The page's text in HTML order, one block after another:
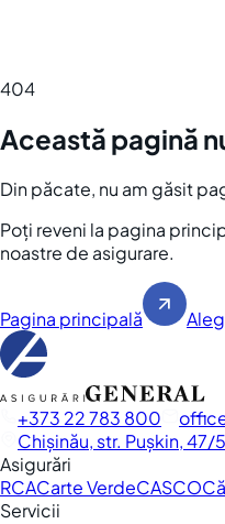
404
Această pagină
Din păcate, nu am găsit
Poți reveni la pagina
noastre de asigurare.
Pagina principală
+373 22 783 800
Chișinău, str. Pușkin, 47/5
Asigurări
RCACarte VerdeCASCO
Servicii